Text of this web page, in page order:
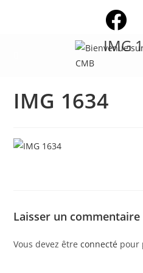
IMG
IMG 1634
Laisser un commentaire
Vous devez êtreconnecté pour